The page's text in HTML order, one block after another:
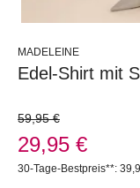
MADELEINE
Edel-Shirt mit
59,95 €
29,95 €
30-Tage-Bestpreis**: